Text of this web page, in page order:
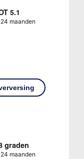
5.1
maanden
graden
maanden